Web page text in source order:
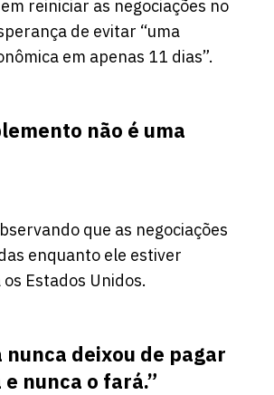
reiniciar as negociações no
de evitar “uma
em apenas 11 dias”.
não é uma
que as negociações
enquanto ele estiver
Estados Unidos.
nunca deixou de pagar
nunca o fará.”